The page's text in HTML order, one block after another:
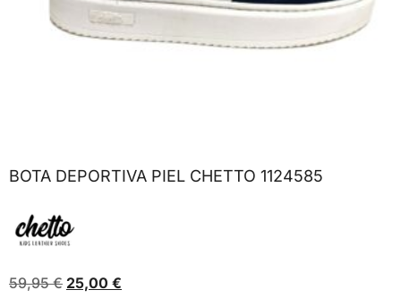
BOTA DEPORTIVA PIEL CHETTO 1124585
59,95€ 25,00 €